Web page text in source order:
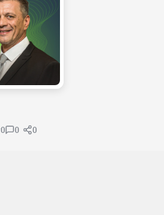
0 0 0